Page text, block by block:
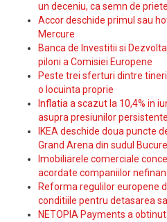
un deceniu, ca semn de
Accor deschide primul sau
Mercure
Banca de Investitii si
piloni a Comisiei Europene
Peste trei sferturi dintre
o locuinta proprie
Inflatia a scazut la 10,4% in
asupra presiunilor
IKEA deschide doua puncte
Grand Arena din sudul
Imobiliarele comerciale
acordate companiilor
Reforma regulilor europene
conditiile pentru detasarea
NETOPIA Payments a